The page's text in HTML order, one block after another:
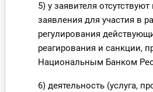
5) у заявителя
заявления для участия в
регулирования
реагирования и санкции,
Национальным Банком
6) деятельность (услуга,